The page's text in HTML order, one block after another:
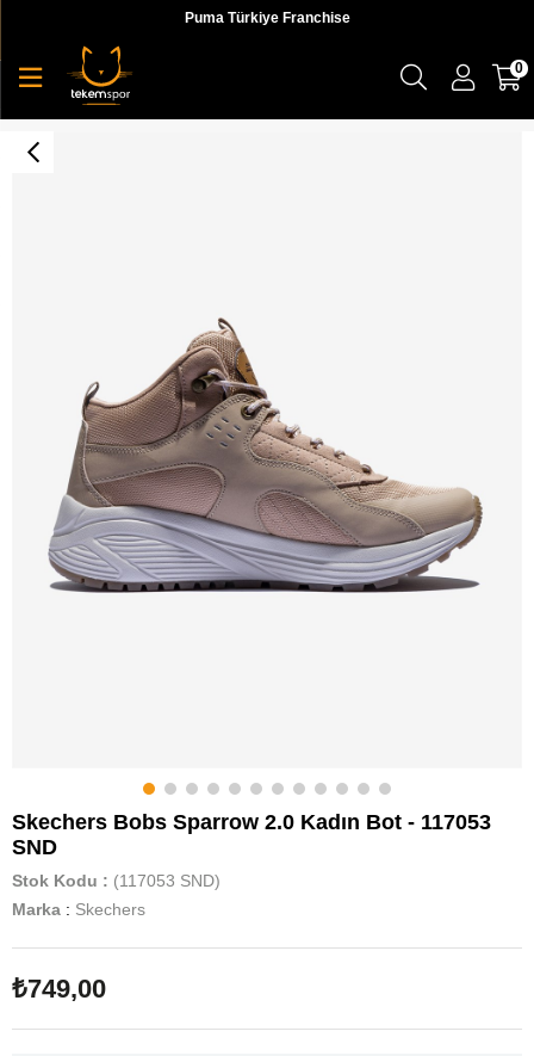
Puma Türkiye Franchise
0
Skechers Bobs Sparrow 2.0 Kadın Bot - 117053
SND
Stok Kodu
(117053 SND)
Marka : Skechers
₺749,00